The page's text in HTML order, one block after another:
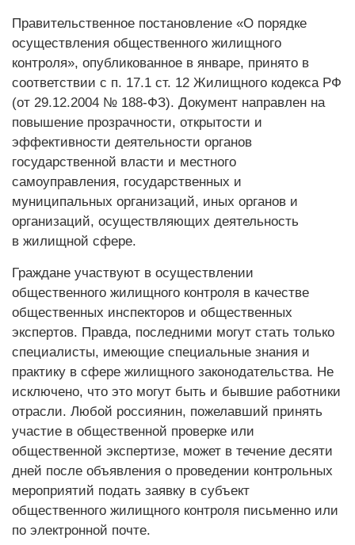
Правительственное постановление «О порядке
осуществления общественного жилищного
контроля», опуб­ликованное в январе, принято в
соответствии с п. 17.1 ст. 12 Жилищного кодекса РФ
(от 29.12.2004 № ­188-ФЗ). Документ направлен на
повышение прозрачности, открытости и
эффективности деятельности органов
государственной власти и местного
самоуправления, государственных и
муниципальных организаций, иных органов и
организаций, осуществляющих деятельность
в жилищной сфере.
Граждане участвуют в осуществлении
общественного жилищного контроля в качестве
общественных инспекторов и общественных
экспертов. Правда, последними могут стать только
специалисты, имеющие специальные знания и
практику в сфере жилищного законодательства. Не
исключено, что это могут быть и бывшие работники
отрасли. Любой россиянин, пожелавший принять
участие в общественной проверке или
общественной экспертизе, может в течение десяти
дней после объявления о проведении контрольных
мероприятий подать заявку в субъект
общественного жилищного контроля письменно или
по электронной почте.